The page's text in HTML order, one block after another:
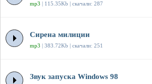
mp3 | 115.35Kb | скачали: 287
Сирена милиции
mp3 | 383.72Kb | скачали: 251
Звук запуска Windows 98